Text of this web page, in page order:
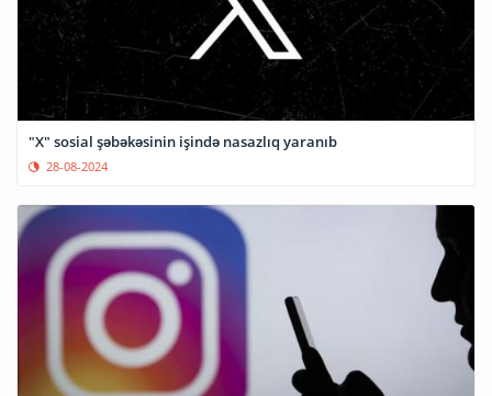
"X" sosial şəbəkəsinin işində nasazlıq yaranıb
28-08-2024